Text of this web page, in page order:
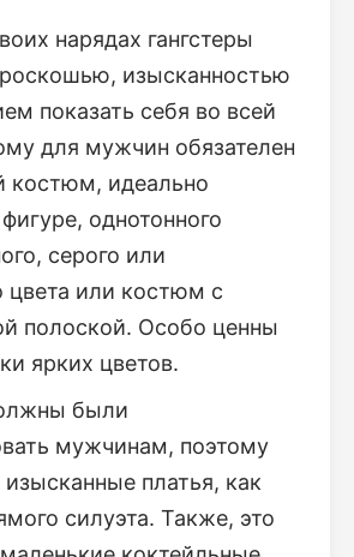
нарядах гангстеры
изысканностью
показать себя во всей
для мужчин обязателен
костюм, идеально
однотонного
серого или
цвета или костюм с
полоской. Особо ценны
ярких цветов.
были
мужчинам, поэтому
платья, как
силуэта. Также, это